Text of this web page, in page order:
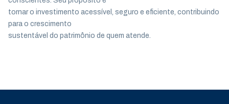
tornar o investimento acessível, seguro e eficiente, contribuindo
para o crescimento
sustentável do patrimônio de quem atende.